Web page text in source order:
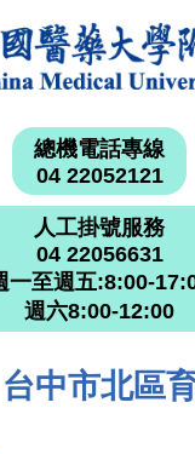
總機電話專線
04 22052121
人工掛號服務
04 22056631
一至週五:8:00-
週六8:00-12:00
中市北區